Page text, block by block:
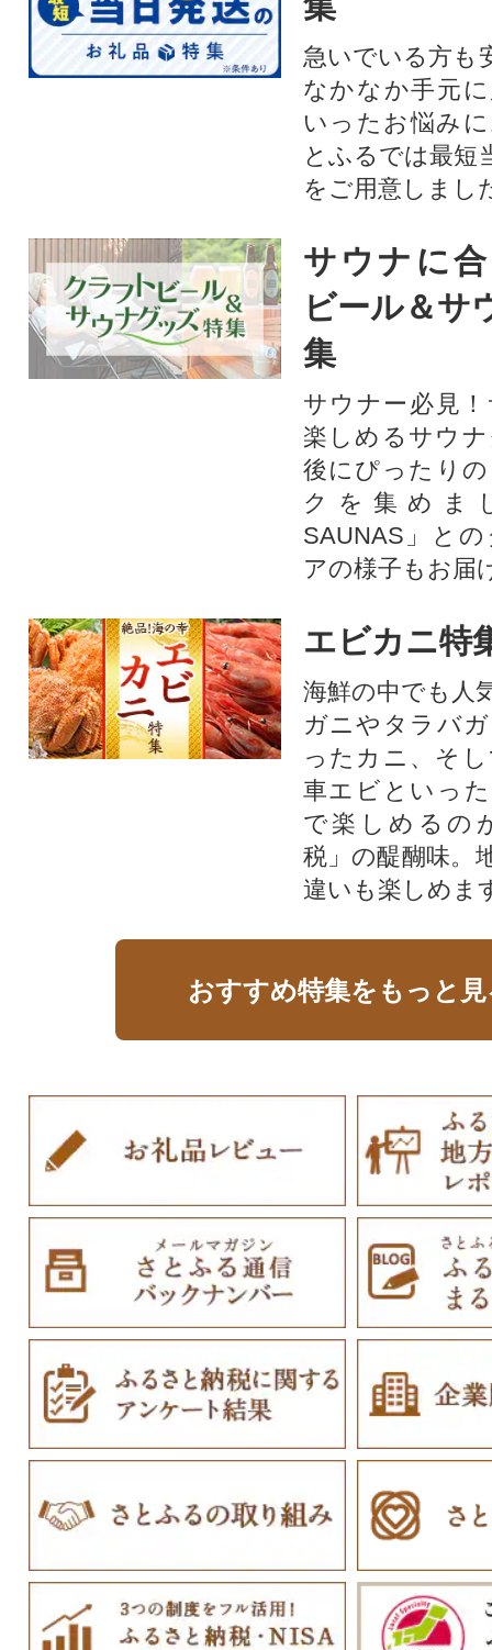
急いでいる方も
なかなか手元
いったお悩み
とふるでは最短
をご用意しまし
サウナに
ビール＆サ
集
サウナー必見
楽しめるサウ
後にぴったり
クを集めま
SAUNAS」と
アの様子もお届
エビカニ特
海鮮の中でも人
ガニやタラバ
ったカニ、そ
車エビといっ
で楽しめるの
税」の醍醐味。
違いも楽しめま
おすすめ特集をもっと